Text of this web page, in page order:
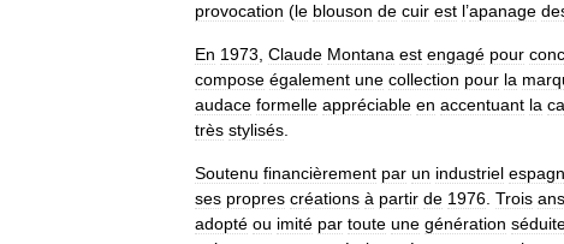
provocation (le blouson de cuir est l’apanage
En 1973 Claude Montana est engagé pour
compose également une collection pour la
audace formelle appréciable en accentuant la
très stylisés
Soutenu financièrement par un industriel
ses propres créations à partir de 1976 Trois ans
adopté ou imité par toute une génération